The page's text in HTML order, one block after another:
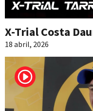
X-Trial Costa
18 abril, 2026